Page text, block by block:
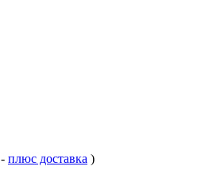
- плюс доставка )